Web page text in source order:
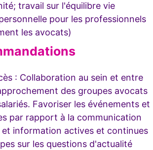
travail sur l'équilibre vie
pour les professionnels
les avocats)
: Collaboration au sein et entre
des groupes avocats
Favoriser les événements et
par rapport à la communication
et information actives et continues
sur les questions d'actualité